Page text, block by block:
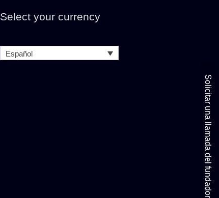
Select your currency
Español
Solicitar una llamada del fundador